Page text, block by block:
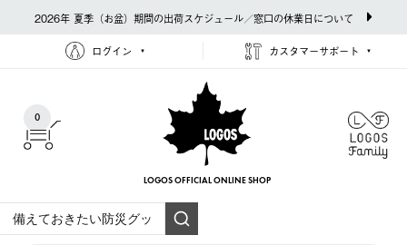
2026年 夏季（お盆）期間の出荷スケジュール／窓口の休業日について
ログイン カスタマーサポート
0
LOGOS OFFICIAL ONLINE SHOP